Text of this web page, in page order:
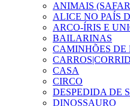
ANIMAIS
ALICE NO PAÍS
ARCO-ÍRIS E
BAILARINAS
CAMINHÕES DE
CASA
CIRCO
DESPEDIDA DE
DINOSSAURO